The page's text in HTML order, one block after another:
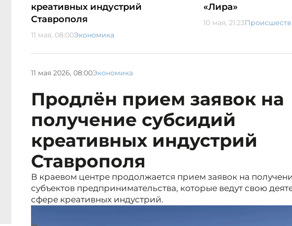
креативных индустрий
Ставрополя
11 мая, 08:00Экономика
«Лира»
10 мая, 21:23
11 мая 2026, 08:00Экономика
Продлён прием заявок на
получение субсидий
креативных индустрий
Ставрополя
В краевом центре продолжается прием заявок на
субъектов предпринимательства, которые ведут свою
сфере креативных индустрий.